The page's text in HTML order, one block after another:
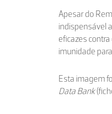
Apesar do
indispensável
eficazes
imunidade
Esta imagem
Data Bank